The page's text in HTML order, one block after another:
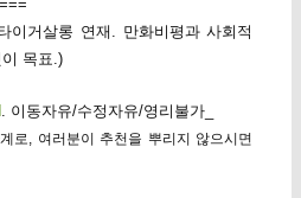
이거살롱 연재. 만화비평과 사회적
목표.)
. 이동자유/수정자유/영리불가_
로, 여러분이 추천을 뿌리지 않으시면